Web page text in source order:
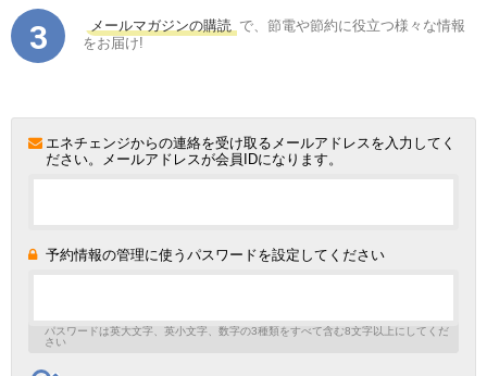
メールマガジンの購読 で、節電や節約に役立つ様々な情報
をお届け!
エネチェンジからの連絡を受け取るメールアドレスを入力してく
ださい。メールアドレスが会員IDになります。
予約情報の管理に使うパスワードを設定してください
パスワードは英大文字、英小文字、数字の3種類をすべて含む8文字以上にしてくだ
さい